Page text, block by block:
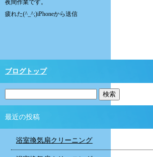
夜間作業です。
疲れた(^_^;)iPhoneから送信
ブログトップ
最近の投稿
浴室換気扇クリーニング